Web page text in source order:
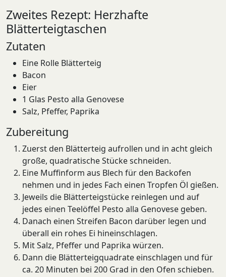
Zweites Rezept: Herzhafte
Blätterteigtaschen
Zutaten
Eine Rolle Blätterteig
Bacon
Eier
1 Glas Pesto alla Genovese
Salz, Pfeffer, Paprika
Zubereitung
Zuerst den Blätterteig aufrollen und in acht gleich
große, quadratische Stücke schneiden.
Eine Muffinform aus Blech für den Backofen
nehmen und in jedes Fach einen Tropfen Öl gießen.
Jeweils die Blätterteigstücke reinlegen und auf
jedes einen Teelöffel Pesto alla Genovese geben.
Danach einen Streifen Bacon darüber legen und
überall ein rohes Ei hineinschlagen.
Mit Salz, Pfeffer und Paprika würzen.
Dann die Blätterteigquadrate einschlagen und für
ca. 20 Minuten bei 200 Grad in den Ofen schieben.